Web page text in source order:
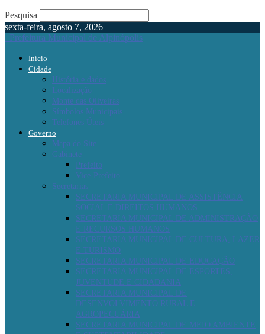
Pesquisa
sexta-feira, agosto 7, 2026
Prefeitura Municipal de Alpinópolis
Início
Cidade
História e dados
Localização
Monte das Oliveiras
Símbolos Municipais
Telefones Úteis
Governo
Mapa do Site
Gabinete
Prefeito
Vice-Prefeito
Secretarias
SECRETARIA MUNICIPAL DE ASSISTÊNCIA
SOCIAL E DIREITOS HUMANOS
SECRETARIA MUNICIPAL DE ADMINISTRAÇÃO
E RECURSOS HUMANOS
SECRETARIA MUNICIPAL DE CULTURA, LAZER
E TURISMO
SECRETARIA MUNICIPAL DE EDUCAÇÃO
SECRETARIA MUNICIPAL DE ESPORTES,
JUVENTUDE E CIDADANIA
SECRETARIA MUNICIPAL DE
DESENVOLVIMENTO RURAL E
AGROPECUÁRIA
SECRETARIA MUNICIPAL DE MEIO AMBIENTE